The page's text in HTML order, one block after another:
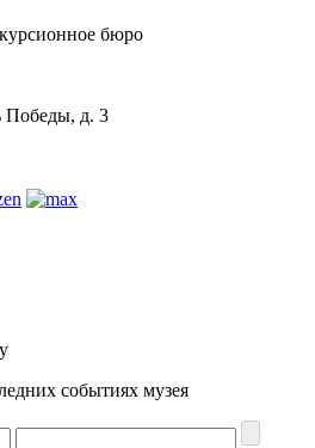
бюро
Победы, д. 3
событиях музея